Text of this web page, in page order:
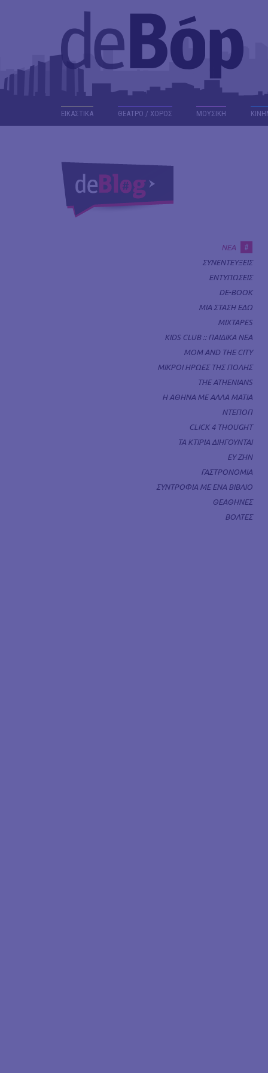
ΕΙΚΑΣΤΙΚΑ ΘΕΑΤΡΟ / ΧΟΡΟΣ ΜΟΥΣΙΚΗ
ΝΕΑ #
ΣΥΝΕΝΤΕΥΞΕΙΣ
ΕΝΤΥΠΩΣΕΙΣ
DE-BOOK
ΜΙΑ ΣΤΑΣΗ ΕΔΩ
MIXTAPES
KIDS CLUB :: ΠΑΙΔΙΚΑ ΝΕΑ
MOM AND THE CITY
ΜΙΚΡΟΙ ΗΡΩΕΣ ΤΗΣ ΠΟΛΗΣ
THE ATHENIANS
Η ΑΘΗΝΑ ΜΕ ΑΛΛΑ ΜΑΤΙΑ
ΝΤΕΠΟΠ
CLICK 4 THOUGHT
ΤΑ ΚΤΙΡΙΑ ΔΙΗΓΟΥΝΤΑΙ
ΕΥ ΖΗΝ
ΓΑΣΤΡΟΝΟΜΙΑ
ΣΥΝΤΡΟΦΙΑ ΜΕ ΕΝΑ ΒΙΒΛΙΟ
ΘΕΑΘΗΝΕΣ
ΒΟΛΤΕΣ